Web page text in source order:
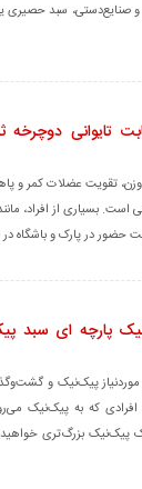
و صنایع‌دستی، سبد
تایوانی دوچرخه
تقویت عضلات کمر و
بسیاری از افراد،
حضور در پارک و باشگاه
پارچه ای سبد
پیک‌نیک و
افرادی که به پیک‌نیک
ساک پیک‌نیک بزرگ‌تری